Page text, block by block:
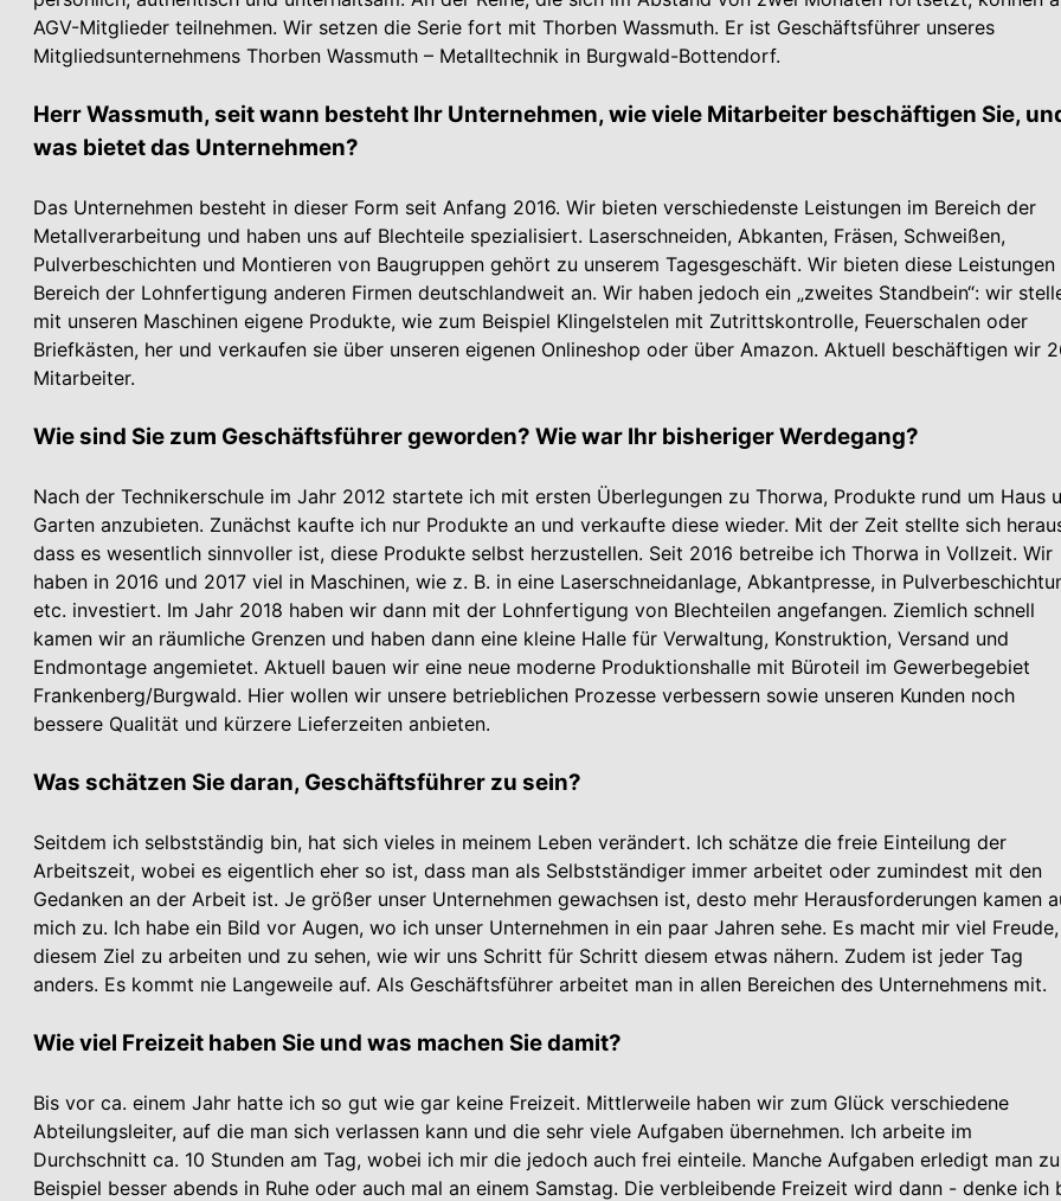
AGV-Mitglieder teilnehmen. Wir setzen die Serie fort mit Thorben Wassmuth. Er ist Geschäftsführer unseres
Mitgliedsunternehmens Thorben Wassmuth – Metalltechnik in Burgwald-Bottendorf.
Herr Wassmuth, seit wann besteht Ihr Unter­nehmen, wie viele Mitarbeiter beschäftigen Sie,
was bietet das Unter­nehmen?
Das Unter­nehmen besteht in dieser Form seit Anfang 2016. Wir bieten verschiedenste Leistungen im Bereich der
Metallverarbeitung und haben uns auf Blechteile spezialisiert. Laserschneiden, Abkanten, Fräsen, Schweißen,
Pulverbeschichten und Montieren von Baugruppen gehört zu unserem Tagesgeschäft. Wir bieten diese Leistungen
Bereich der Lohnfertigung anderen Firmen deutschlandweit an. Wir haben jedoch ein „zweites Standbein“: wir
mit unseren Maschinen eigene Produkte, wie zum Beispiel Klingelstelen mit Zutrittskontrolle, Feuerschalen oder
Briefkästen, her und verkaufen sie über unseren eigenen Onlineshop oder über Amazon. Aktuell beschäftigen wir
Mitarbeiter.
Wie sind Sie zum Geschäftsführer geworden? Wie war Ihr bisheriger Werdegang?
Nach der Technikerschule im Jahr 2012 startete ich mit ersten Überlegungen zu Thorwa, Produkte rund um Haus
Garten anzubieten. Zunächst kaufte ich nur Produkte an und verkaufte diese wieder. Mit der Zeit stellte sich
dass es wesentlich sinnvoller ist, diese Produkte selbst herzustellen. Seit 2016 betreibe ich Thorwa in Vollzeit. Wir
haben in 2016 und 2017 viel in Maschinen, wie z. B. in eine Laserschneidanlage, Abkantpresse, in
etc. investiert. Im Jahr 2018 haben wir dann mit der Lohnfertigung von Blechteilen angefangen. Ziemlich schnell
kamen wir an räumliche Grenzen und haben dann eine kleine Halle für Verwaltung, Konstruktion, Versand und
Endmontage angemietet. Aktuell bauen wir eine neue moderne Produktionshalle mit Büroteil im Gewerbegebiet
Frankenberg/Burgwald. Hier wollen wir unsere betrieblichen Prozesse verbessern sowie unseren Kunden noch
bessere Qualität und kürzere Lieferzeiten anbieten.
Was schätzen Sie daran, Geschäftsführer zu sein?
Seitdem ich selbstständig bin, hat sich vieles in meinem Leben verändert. Ich schätze die freie Einteilung der
Arbeitszeit, wobei es eigentlich eher so ist, dass man als Selbstständiger immer arbeitet oder zumindest mit den
Gedanken an der Arbeit ist. Je größer unser Unter­nehmen gewachsen ist, desto mehr Herausforderungen kamen
mich zu. Ich habe ein Bild vor Augen, wo ich unser Unter­nehmen in ein paar Jahren sehe. Es macht mir viel
diesem Ziel zu arbeiten und zu sehen, wie wir uns Schritt für Schritt diesem etwas nähern. Zudem ist jeder Tag
anders. Es kommt nie Langeweile auf. Als Geschäftsführer arbeitet man in allen Bereichen des Unter­nehmens mit.
Wie viel Freizeit haben Sie und was machen Sie damit?
Bis vor ca. einem Jahr hatte ich so gut wie gar keine Freizeit. Mittlerweile haben wir zum Glück verschiedene
Abteilungsleiter, auf die man sich verlassen kann und die sehr viele Aufgaben übernehmen. Ich arbeite im
Durchschnitt ca. 10 Stunden am Tag, wobei ich mir die jedoch auch frei einteile. Manche Aufgaben erledigt man
Beispiel besser abends in Ruhe oder auch mal an einem Samstag. Die verbleibende Freizeit wird dann - denke ich